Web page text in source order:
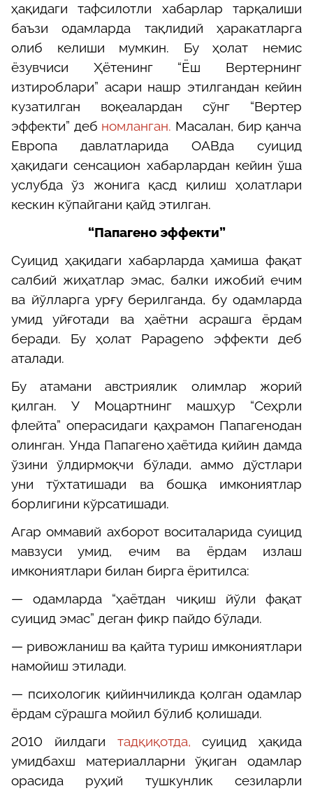
ҳақидаги тафсилотли хабарлар тарқалиши
баъзи одамларда тақлидий ҳаракатларга
олиб келиши мумкин. Бу ҳолат немис
ёзувчиси Ҳётенинг “Ёш Вертернинг
изтироблари” асари нашр этилгандан кейин
кузатилган воқеалардан сўнг “Вертер
эффекти” деб номланган. Масалан, бир қанча
Европа давлатларида ОАВда суицид
ҳақидаги сенсацион хабарлардан кейин ўша
услубда ўз жонига қасд қилиш ҳолатлари
кескин кўпайгани қайд этилган.
“Папагено эффекти”
Суицид ҳақидаги хабарларда ҳамиша фақат
салбий жиҳатлар эмас, балки ижобий ечим
ва йўлларга урғу берилганда, бу одамларда
умид уйғотади ва ҳаётни асрашга ёрдам
беради. Бу ҳолат Papageno эффекти деб
аталади.
Бу атамани австриялик олимлар жорий
қилган. У Моцартнинг машҳур “Сеҳрли
флейта” операсидаги қаҳрамон Папагенодан
олинган. Унда Папагено ҳаётида қийин дамда
ўзини ўлдирмоқчи бўлади, аммо дўстлари
уни тўхтатишади ва бошқа имкониятлар
борлигини кўрсатишади.
Агар оммавий ахборот воситаларида суицид
мавзуси умид, ечим ва ёрдам излаш
имкониятлари билан бирга ёритилса:
— одамларда “ҳаётдан чиқиш йўли фақат
суицид эмас” деган фикр пайдо бўлади.
— ривожланиш ва қайта туриш имкониятлари
намойиш этилади.
— психологик қийинчиликда қолган одамлар
ёрдам сўрашга мойил бўлиб қолишади.
2010 йилдаги тадқиқотда, суицид ҳақида
умидбахш материалларни ўқиган одамлар
орасида руҳий тушкунлик сезиларли